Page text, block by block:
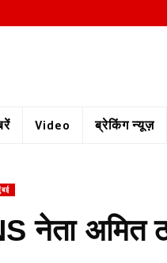
Video ब्रेकिंग न्यूज़
नेता अमित